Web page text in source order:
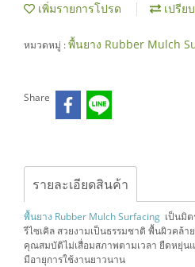
เพิ่มรายการโปรด เปรีย
หมวดหมู่ :พื้นยาง Rubber Mulch
Share
รายละเอียดสินค้า
พื้นยาง Rubber Mulch Surfacing เป็นมิ
รีไซเคิล สวยงามเป็นธรรมชาติ พื้นผิวคล้า
คุณสมบัติไม่เสื่อมสภาพตามเวลา ยืดหยุ่น
มีอายุการใช้งานยาวนาน